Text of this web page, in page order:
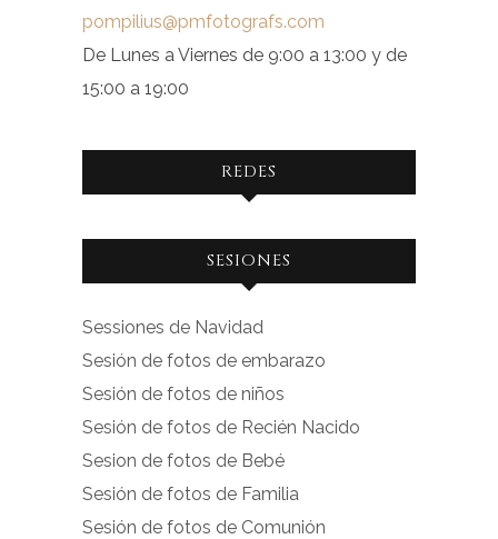
pompilius@pmfotografs.com
De Lunes a Viernes de 9:00 a 13:00 y de
15:00 a 19:00
REDES
Ver
facebook.com
en
Facebook
Ver
instagram.com
en
Instagram
SESIONES
Sessiones de Navidad
Sesión de fotos de embarazo
Sesión de fotos de niños
Sesión de fotos de Recién Nacido
Sesion de fotos de Bebé
Sesión de fotos de Familia
Sesión de fotos de Comunión